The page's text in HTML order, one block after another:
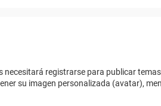
registrarse para publicar
su imagen personalizada (avatar),